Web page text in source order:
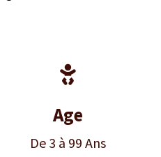

Age
De 3 à 99 Ans